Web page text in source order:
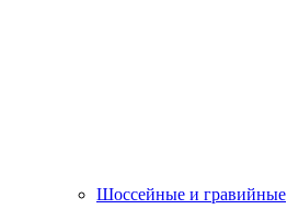
Шоссейные и гравийные